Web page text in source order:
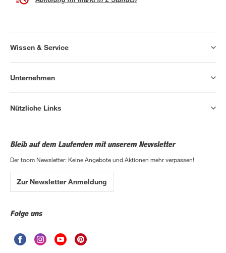
Wissen & Service
Unternehmen
Nützliche Links
Bleib auf dem Laufenden mit unserem Newsletter
Der toom Newsletter: Keine Angebote und Aktionen mehr verpassen!
Zur Newsletter Anmeldung
Folge uns